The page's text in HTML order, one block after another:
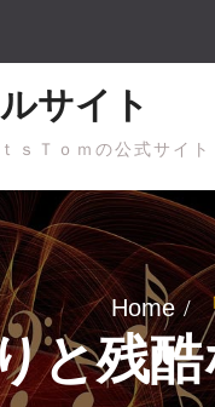
サイト
ｓＴｏｍの公式サイト
Home
と残